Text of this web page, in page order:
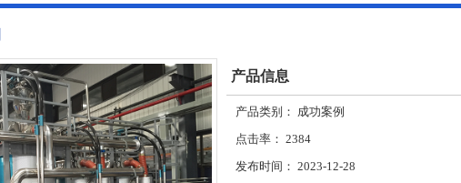
产品信息
产品类别： 成功案例
点击率： 2384
发布时间： 2023-12-28